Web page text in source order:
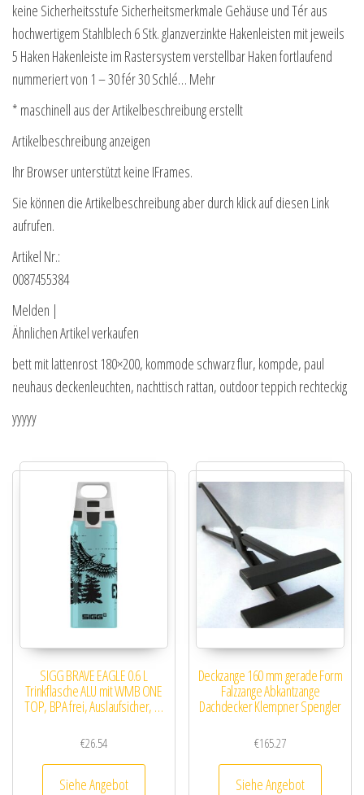
keine Sicherheitsstufe Sicherheitsmerkmale Gehäuse und Tér aus
hochwertigem Stahlblech 6 Stk. glanzverzinkte Hakenleisten mit jeweils
5 Haken Hakenleiste im Rastersystem verstellbar Haken fortlaufend
nummeriert von 1 – 30 fér 30 Schlé… Mehr
* maschinell aus der Artikelbeschreibung erstellt
Artikelbeschreibung anzeigen
Ihr Browser unterstützt keine IFrames.
Sie können die Artikelbeschreibung aber durch klick auf diesen Link
aufrufen.
Artikel Nr.:
0087455384
Melden |
Ähnlichen Artikel verkaufen
bett mit lattenrost 180×200, kommode schwarz flur, kompde, paul
neuhaus deckenleuchten, nachttisch rattan, outdoor teppich rechteckig
yyyyy
SIGG BRAVE EAGLE 0.6 L
Trinkflasche ALU mit WMB ONE
TOP, BPA frei, Auslaufsicher, …
€26.54
Siehe Angebot
Deckzange 160 mm gerade Form
Falzzange Abkantzange
Dachdecker Klempner Spengler
€165.27
Siehe Angebot